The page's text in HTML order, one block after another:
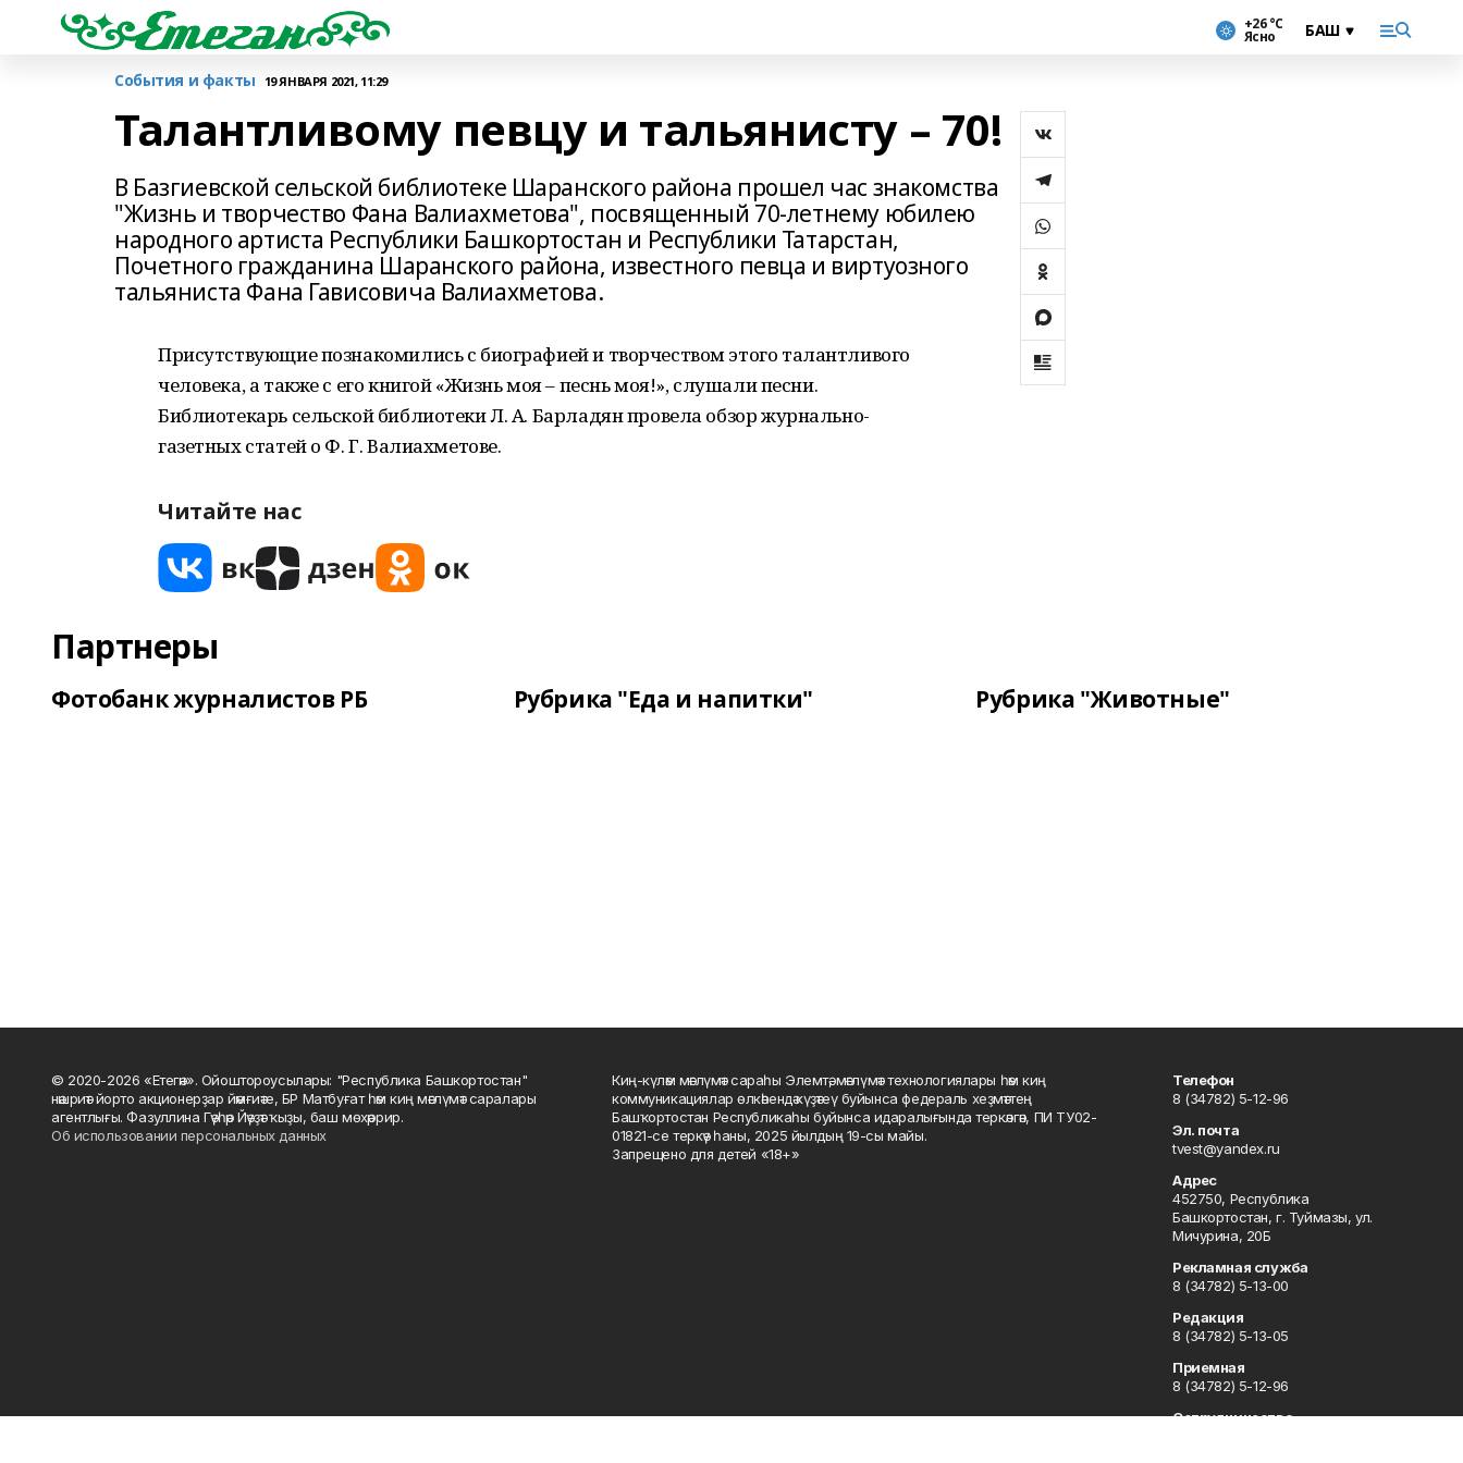
+26 °С
Ясно
События и факты 19 ЯНВАРЯ 2021, 11:29
Талантливому певцу и тальянисту – 70!
В Базгиевской сельской библиотеке Шаранского района прошел час знакомства
"Жизнь и творчество Фана Валиахметова", посвященный 70-летнему юбилею
народного артиста Республики Башкортостан и Республики Татарстан,
Почетного гражданина Шаранского района, известного певца и виртуозного
тальяниста Фана Гависовича Валиахметова.
Присутствующие познакомились с биографией и творчеством этого талантливого
человека, а также с его книгой «Жизнь моя – песнь моя!», слушали песни.
Библиотекарь сельской библиотеки Л. А. Барладян провела обзор журнально-
газетных статей о Ф. Г. Валиахметове.
Читайте нас
Партнеры
Фотобанк журналистов РБ Рубрика "Еда и напитки" Рубрика "Животные"
© 2020-2026 «Етегән». Ойоштороусылары: "Республика Башкортостан"
нәшриәт йорто акционерҙар йәмғиәте, БР Матбуғат һәм киң мәғлүмәт саралары
агентлығы. Фазуллина Гәүһәр Йәүҙәт ҡыҙы, баш мөхәррир.
Об использовании персональных данных
Киң-күләм мәғлүмәт сараһы Элемтә, мәғлүмәт технологиялары һәм киң
коммуникациялар өлкәһендә күҙәтеү буйынса федераль хеҙмәттең
Башҡортостан Республикаһы буйынса идаралығында теркәлгән, ПИ ТУ02-
01821-се теркәү һаны, 2025 йылдың 19-сы майы.
Запрещено для детей «18+»
Телефон
8 (34782) 5-12-96
Эл. почта
tvest@yandex.ru
Адрес
452750, Республика
Башкортостан, г. Туймазы, ул.
Мичурина, 20Б
Рекламная служба
8 (34782) 5-13-00
Редакция
8 (34782) 5-13-05
Приемная
8 (34782) 5-12-96
Сотрудничество